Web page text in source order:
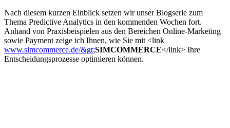
Nach diesem kurzen Einblick setzen wir unser Blogserie zum
Thema Predictive Analytics in den kommenden Wochen fort.
Anhand von Praxisbeispielen aus den Bereichen Online-Marketing
sowie Payment zeige ich Ihnen, wie Sie mit <link
www.simcommerce.de/&gt;SIMCOMMERCE</link> Ihre
Entscheidungsprozesse optimieren können.